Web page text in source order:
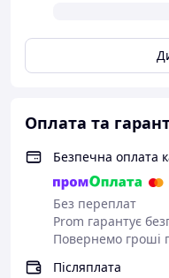
Оплата та
Безпечна оплата
Без переплат
Prom гарантує
Повернемо гроші
Післяплата